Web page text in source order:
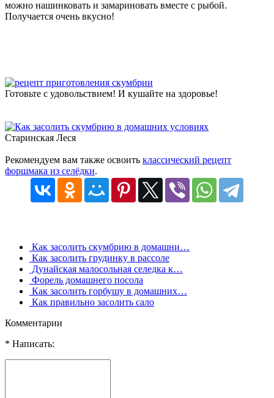
можно нашинковать и замариновать вместе с рыбой.
Получается очень вкусно!
Готовьте с удовольствием! И кушайте на здоровье!
Старинская Леся
Рекомендуем вам также освоить классический рецепт
форшмака из селёдки.
Как засолить скумбрию в домашни…
Как засолить грудинку в рассоле
Дунайская малосольная селедка к…
Форель домашнего посола
Как засолить горбушу в домашних…
Как правильно засолить сало
Комментарии
* Написать: